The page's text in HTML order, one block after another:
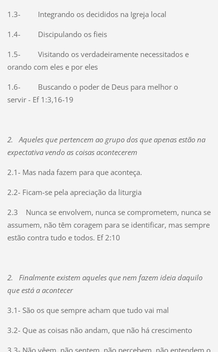
1.3- Integrando os decididos na Igreja local
1.4- Discipulando os fieis
1.5-
Visitando os verdadeiramente necessitados e
orando com eles e por eles
1.6-
Buscando o poder de Deus para melhor o
servir - Ef 1:3,16-19
2.
Aqueles que pertencem ao grupo dos que apenas estão na
expectativa vendo as coisas acontecerem
2.1- Mas nada fazem para que aconteça.
2.2- Ficam-se pela apreciação da liturgia
2.3
Nunca se envolvem, nunca se comprometem, nunca se
assumem, não têm coragem para se identificar, mas sempre
estão contra tudo e todos. Ef 2:10
2.
Finalmente existem aqueles que nem fazem ideia daquilo
que está a acontecer
3.1- São os que sempre acham que tudo vai mal
3.2- Que as coisas não andam, que não há crescimento